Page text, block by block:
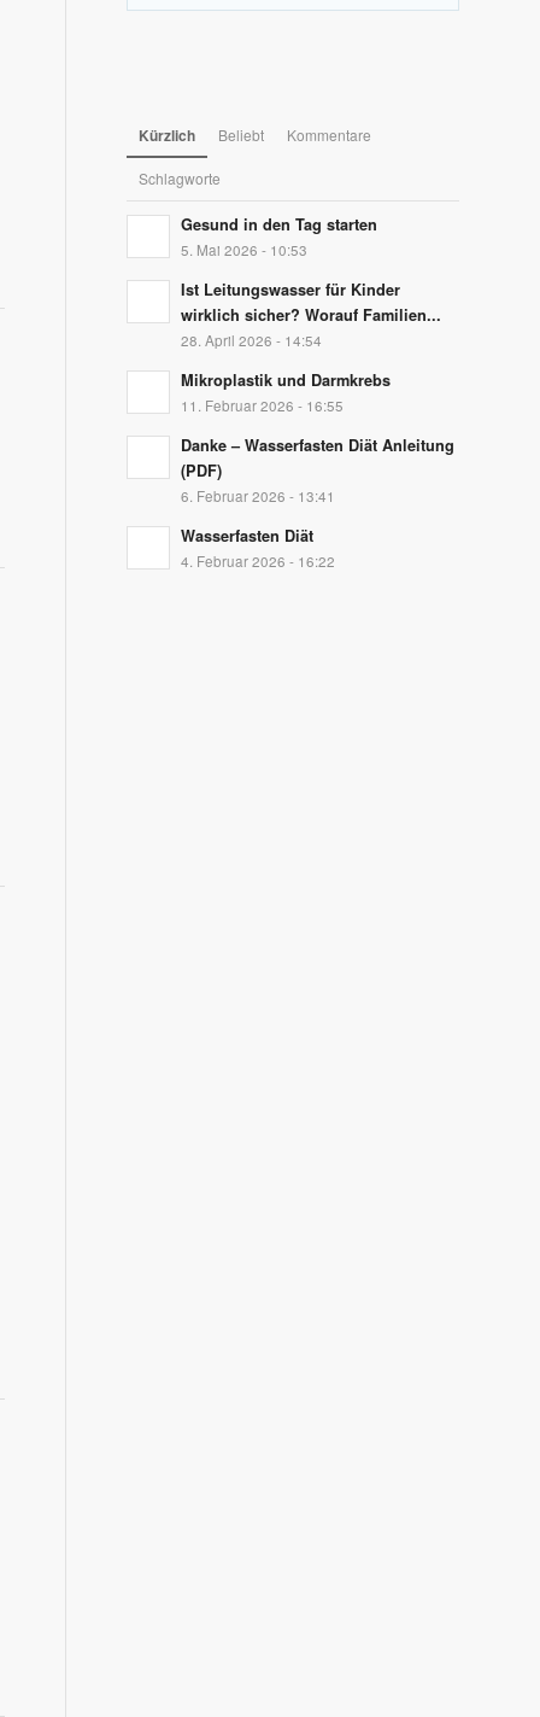
Kürzlich Beliebt Kommentare
Schlagworte
Gesund in den Tag starten
5. Mai 2026 - 10:53
Ist Leitungswasser für Kinder
wirklich sicher? Worauf Familien...
28. April 2026 - 14:54
Mikroplastik und Darmkrebs
11. Februar 2026 - 16:55
Danke – Wasserfasten Diät Anleitung
(PDF)
6. Februar 2026 - 13:41
Wasserfasten Diät
4. Februar 2026 - 16:22